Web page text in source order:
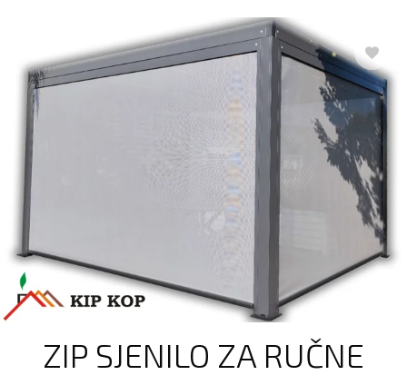
ZIP SJENILO ZA RUČNE